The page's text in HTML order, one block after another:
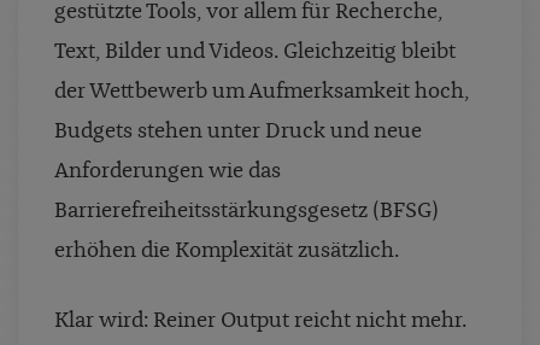
gestützte Tools, vor allem für Recherche,
Text, Bilder und Videos. Gleichzeitig bleibt
der Wettbewerb um Aufmerksamkeit hoch,
Budgets stehen unter Druck und neue
Anforderungen wie das
Barrierefreiheitsstärkungsgesetz (BFSG)
erhöhen die Komplexität zusätzlich.
Klar wird: Reiner Output reicht nicht mehr.